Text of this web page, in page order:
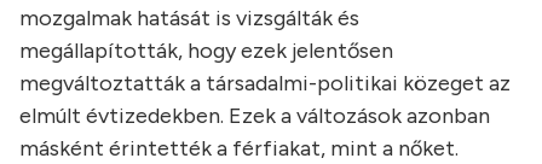
mozgalmak hatását is vizsgálták és
megállapították, hogy ezek jelentősen
megváltoztatták a társadalmi-politikai közeget az
elmúlt évtizedekben. Ezek a változások azonban
másként érintették a férfiakat, mint a nőket.